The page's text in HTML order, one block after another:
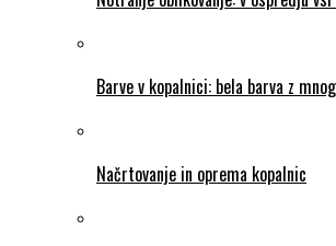
Barve v kopalnici: bela barva z
Načrtovanje in oprema kopalnic